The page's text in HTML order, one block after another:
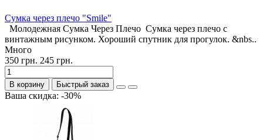
Cумка через плечо "Smile"
Молодежная Сумка Через Плечо Сумка через плечо с
винтажным рисунком. Хороший спутник для прогулок. &nbs..
Много
350 грн. 245 грн.
В корзину Быстрый заказ
Ваша скидка: -30%